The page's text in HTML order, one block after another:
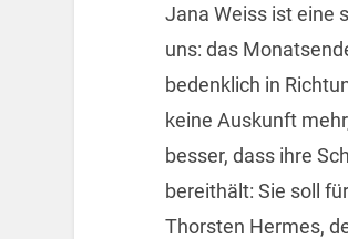
Jana Weiss ist eine
uns: das
bedenklich in
keine Auskunft
besser, dass ihre
bereithält: Sie soll
Thorsten Hermes,